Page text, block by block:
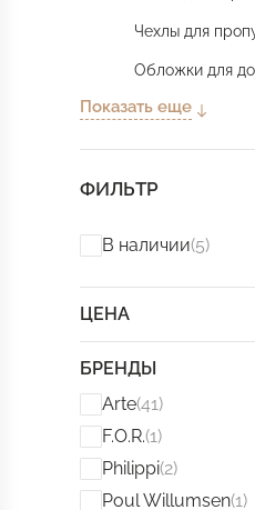
Чехлы для
Обложки для
Показать еще
ФИЛЬТР
В наличии(5)
ЦЕНА
БРЕНДЫ
Arte(41)
F.O.R.(1)
Philippi(2)
Poul Willumsen(1)